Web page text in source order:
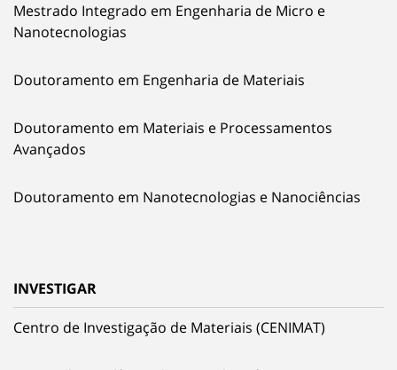
Mestrado Integrado em Engenharia de Micro e
Nanotecnologias
Doutoramento em Engenharia de Materiais
Doutoramento em Materiais e Processamentos
Avançados
Doutoramento em Nanotecnologias e Nanociências
INVESTIGAR
Centro de Investigação de Materiais (CENIMAT)